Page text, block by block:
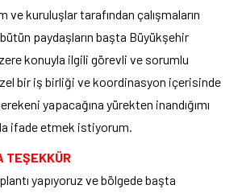
ve kuruluşlar tarafından çalışmaların
paydaşların başta Büyükşehir
konuyla ilgili görevli ve sorumlu
bir iş birliği ve koordinasyon içerisinde
yapacağına yürekten inandığımı
ifade etmek istiyorum.
TEŞEKKÜR
yapıyoruz ve bölgede başta